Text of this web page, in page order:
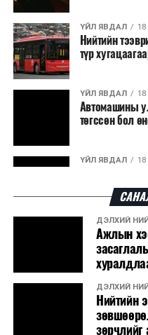
Япон, Герман, Швейцар,
зэрэг улс лаг хатаах,
байна. Тухайлбал,
гарсан үнснээс
ашигладаг бол
боловсруулах
эрчим хүч үйлдвэрлэдэг.
Ийнхүү лаг хатаах,
үйлдвэрлэх, нөөцийг
улсад өргөн ашиглаж
ҮЙЛ ЯВДАЛ
Нийтийн
түр
ҮЙЛ ЯВДАЛ
Автомашины
төгссөн бол
ҮЙЛ ЯВДАЛ
ДЭЛХИЙ
захирлын
ҮЙЛ ЯВДАЛ
Сүхбаатар
тонн АИ-92
ДЭЛХИЙ
Ажлын
ДЭЛХИЙ
Нийтийн
зөрчлийг